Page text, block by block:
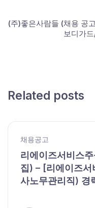
(주)좋은사람들 (채용 공
보디가
Related posts
채용공고
리에이즈서비스
집) – [리에이즈
사노무관리직) 경